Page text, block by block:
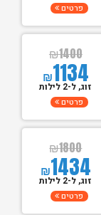
פרטים
₪1400
₪1134
זוג, ל-2 לילות
פרטים
₪1800
₪1434
זוג, ל-2 לילות
פרטים